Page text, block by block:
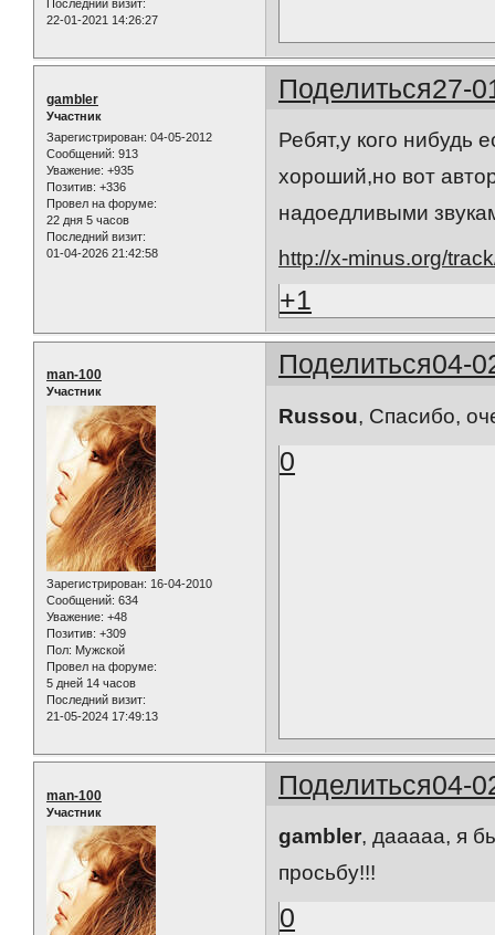
Последний визит:
22-01-2021 14:26:27
Поделиться27-
gambler
Участник
Зарегистрирован: 04-05-2012
Сообщений: 913
Уважение: +935
Позитив: +336
Провел на форуме:
22 дня 5 часов
Последний визит:
01-04-2026 21:42:58
Ребят,у кого нибудь
хороший,но вот
надоедливыми
http://x-minus.org/
+1
Поделиться04-
man-100
Участник
Зарегистрирован: 16-04-2010
Сообщений: 634
Уважение: +48
Позитив: +309
Пол: Мужской
Провел на форуме:
5 дней 14 часов
Последний визит:
21-05-2024 17:49:13
Russou, Спасибо,
0
Поделиться04-
man-100
Участник
gambler, дааааа, я
просьбу!!!
0